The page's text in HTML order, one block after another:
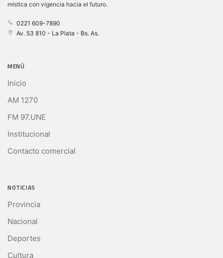
mística con vigencia hacia el futuro.
0221 609-7890
Av. 53 810 - La Plata - Bs. As.
MENÚ
Inicio
AM 1270
FM 97.UNE
Institucional
Contacto comercial
NOTICIAS
Provincia
Nacional
Deportes
Cultura